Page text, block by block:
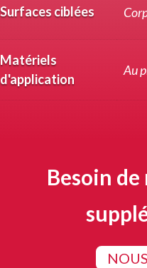
Surfaces ciblées
Matériels
d'application
Au
Besoin